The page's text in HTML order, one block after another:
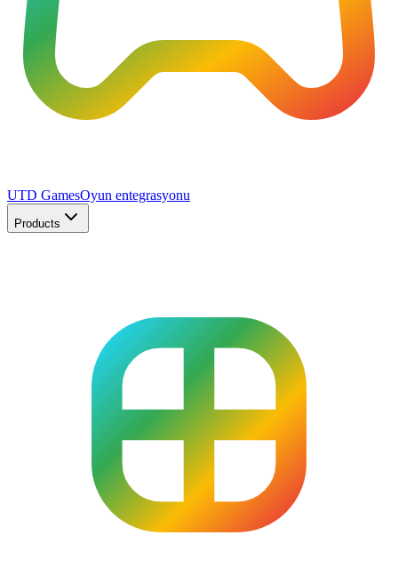
UTD GamesOyun entegrasyonu
Products